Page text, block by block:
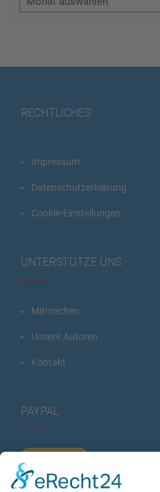
RECHTLICHES
Impressum
Datenschutzerklärung
Cookie-Einstellungen
UNTERSTÜTZE UNS
Mitmachen
Unsere Autoren
Kontakt
PAYPAL